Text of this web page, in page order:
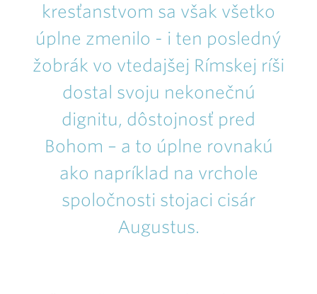
kresťanstvom sa však všetko
úplne zmenilo - i ten posledný
žobrák vo vtedajšej Rímskej ríši
dostal svoju nekonečnú
dignitu, dôstojnosť pred
Bohom – a to úplne rovnakú
ako napríklad na vrchole
spoločnosti stojaci cisár
Augustus.